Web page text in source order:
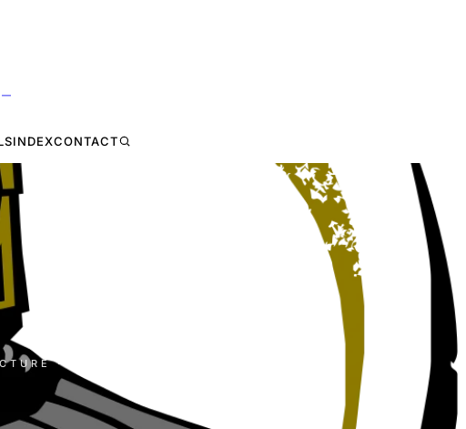
INDEXCONTACT
· SPONSORED